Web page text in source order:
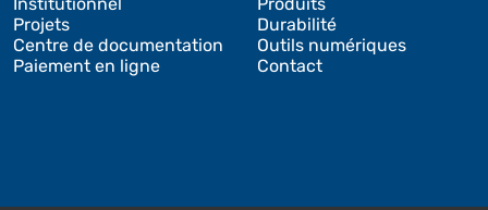
Projets
Durabilité
Centre de documentation
Outils numériques
Paiement en ligne
Contact